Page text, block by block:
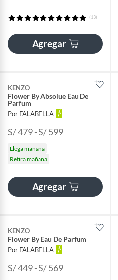
(13)
Agregar
KENZO
Flower By Absolue Eau De
Parfum
Por FALABELLA
S/ 479 - S/ 599
Llega mañana
Retira mañana
Agregar
KENZO
Flower By Eau De Parfum
Por FALABELLA
S/ 449 - S/ 569